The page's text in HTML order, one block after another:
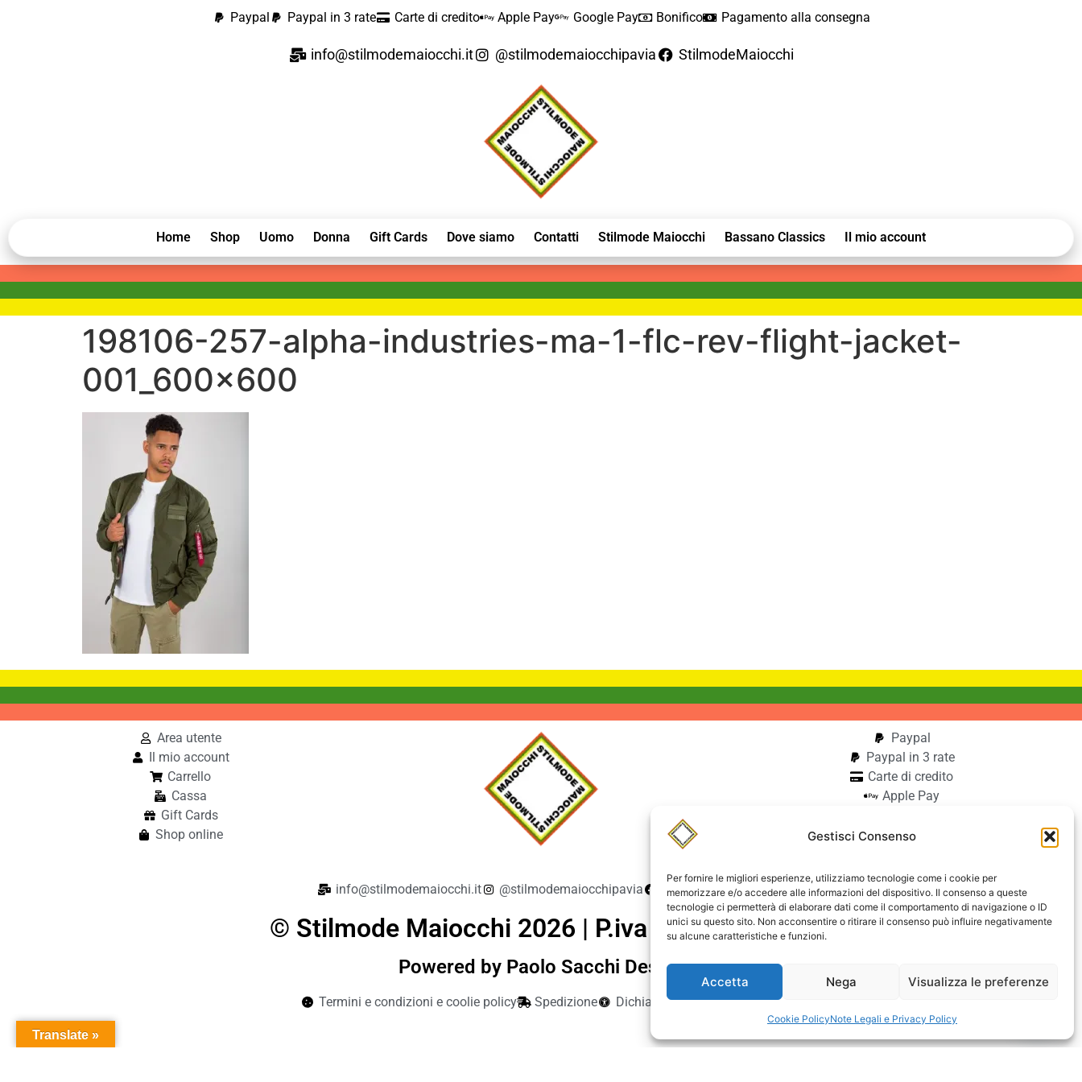
Gestisci Consenso
Per fornire le migliori esperienze, utilizziamo tecnologie come i cookie per
memorizzare e/o accedere alle informazioni del dispositivo. Il consenso a queste
tecnologie ci permetterà di elaborare dati come il comportamento di navigazione o ID
unici su questo sito. Non acconsentire o ritirare il consenso può influire negativamente
su alcune caratteristiche e funzioni.
Accetta Nega Visualizza le preferenze
Cookie PolicyNote Legali e Privacy Policy
Paypal Paypal in 3 rate Carte di credito Apple Pay Google Pay Bonifico Pagamento alla consegna
info@stilmodemaiocchi.it @stilmodemaiocchipavia StilmodeMaiocchi
Home Shop Uomo Donna Gift Cards Dove siamo Contatti Stilmode Maiocchi Bassano Classics Il mio account
198106-257-alpha-industries-ma-1-flc-rev-flight-jacket-
001_600x600
Area utente
Il mio account
Carrello
Cassa
Gift Cards
Shop online
Paypal
Paypal in 3 rate
Carte di credito
Apple Pay
Bonifico
info@stilmodemaiocchi.it @stilmodemaiocchipavia StilmodeMaiocchi
© Stilmode Maiocchi 2026 | P.iva 01942740182
Powered by Paolo Sacchi Design
Termini e condizioni e coolie policy Spedizione Dichiarazione di accessibilità
Translate »
Open